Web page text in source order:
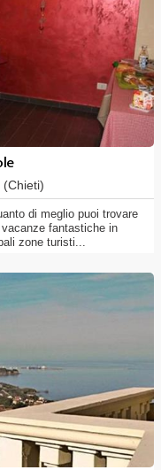
di meglio puoi trovare
fantastiche in
zone turisti...